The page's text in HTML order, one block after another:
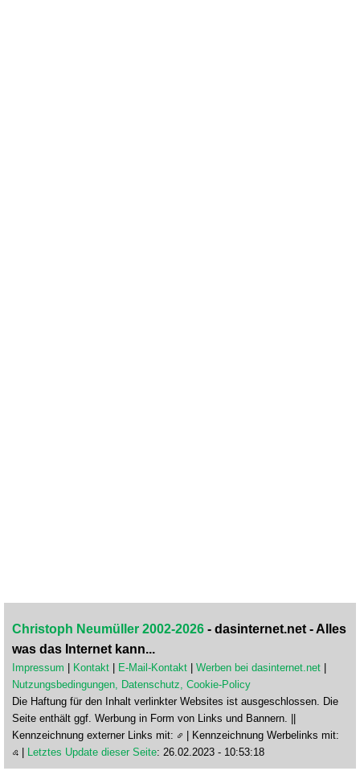
Christoph Neumüller 2002-2026 - dasinternet.net - Alles
was das Internet kann...
Impressum Kontakt E-Mail-Kontakt Werben bei dasinternet.net
Nutzungsbedingungen, Datenschutz, Cookie-Policy
Die Haftung für den Inhalt verlinkter Websites ist ausgeschlossen. Die
Seite enthält ggf. Werbung in Form von Links und Bannern. ||
Kennzeichnung externer Links mit:
| Kennzeichnung Werbelinks mit:
Letztes Update dieser Seite: 26.02.2023 - 10:53:18